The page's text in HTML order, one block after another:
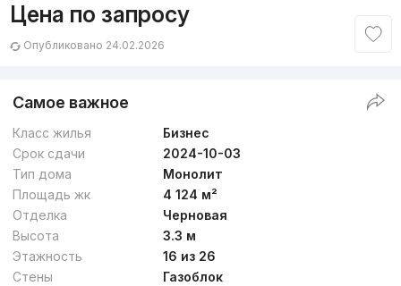
Цена по запросу
Опубликовано 24.02.2026
Самое важное
Класс жилья
Бизнес
Срок сдачи
2024-10-03
Тип дома
Монолит
Площадь жк
4 124 м²
Отделка
Черновая
Высота
3.3 м
Этажность
16 из 26
Стены
Газоблок